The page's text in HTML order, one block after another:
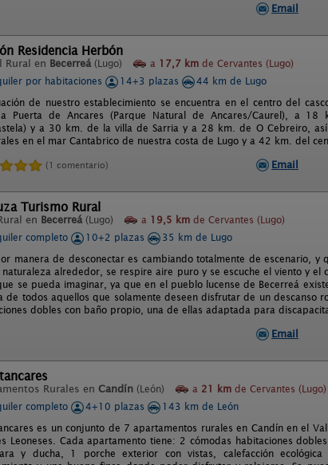
Email
Residencia Herbón
Rural en Becerreá (Lugo) a 17,7 km de Cervantes (Lugo)
por habitaciones
14+3 plazas
44 km de Lugo
de nuestro establecimiento se encuentra en el centro del
Puerta de Ancares (Parque Natural de Ancares/Caurel), a 18
y a 30 km. de la villa de Sarria y a 28 km. de O Cebreiro,
en el mar Cantabrico de nuestra costa de Lugo y a 42 km. del
(1 comentario) Email
Turismo Rural
en Becerreá (Lugo) a 19,5 km de Cervantes (Lugo)
completo
10+2 plazas
35 km de Lugo
manera de desconectar es cambiando totalmente de escenario,
naturaleza alrededor, se respire aire puro y se escuche el viento y el
se pueda imaginar, ya que en el pueblo lucense de Becerreá
de todos aquellos que solamente deseen disfrutar de un descanso
dobles con baño propio, una de ellas adaptada para
Email
Rurales en Candín (León) a 21 km de Cervantes (Lugo)
completo
4+10 plazas
143 km de León
es un conjunto de 7 apartamentos rurales en Candín en el
Leoneses. Cada apartamento tiene: 2 cómodas habitaciones
y ducha, 1 porche exterior con vistas, calefacción